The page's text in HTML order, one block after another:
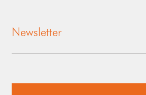
Newsletter